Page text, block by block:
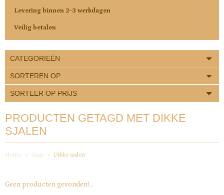
Levering binnen 2-3 werkdagen
Veilig betalen
CATEGORIEËN
SORTEREN OP
SORTEER OP PRIJS
PRODUCTEN GETAGD MET DIKKE
SJALEN
Home Tags Dikke sjalen
Geen producten gevonden!...